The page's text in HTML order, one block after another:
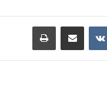
مشاركة عبر البريد طباعة